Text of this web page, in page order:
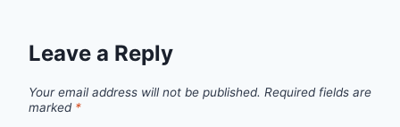
Leave a Reply
Your email address will not be published. Required fields are
marked *